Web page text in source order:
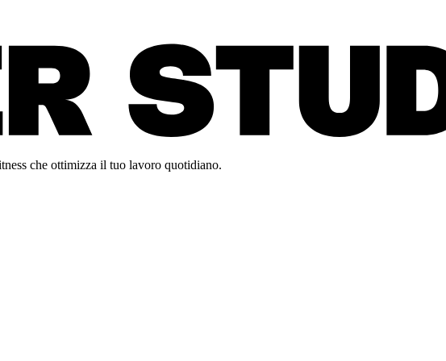
che ottimizza il tuo lavoro quotidiano.